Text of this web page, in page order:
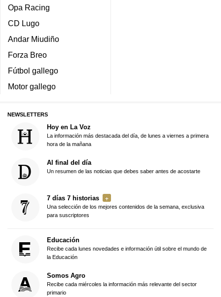
Opa Racing
CD Lugo
Andar Miudiño
Forza Breo
Fútbol gallego
Motor gallego
NEWSLETTERS
Hoy en La Voz
La información más destacada del día, de lunes a viernes a primera
hora de la mañana
Al final del día
Un resumen de las noticias que debes saber antes de acostarte
7 días 7 historias
Una selección de los mejores contenidos de la semana, exclusiva
para suscriptores
Educación
Recibe cada lunes novedades e información útil sobre el mundo de
la Educación
Somos Agro
Recibe cada miércoles la información más relevante del sector
primario